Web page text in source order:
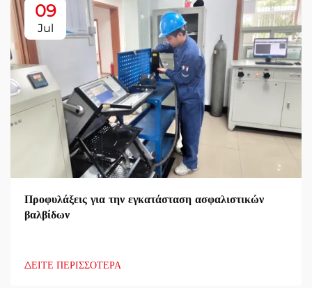
09
Jul
Προφυλάξεις για την εγκατάσταση ασφαλιστικών
βαλβίδων
ΔΕΙΤΕ ΠΕΡΙΣΣΟΤΕΡΑ